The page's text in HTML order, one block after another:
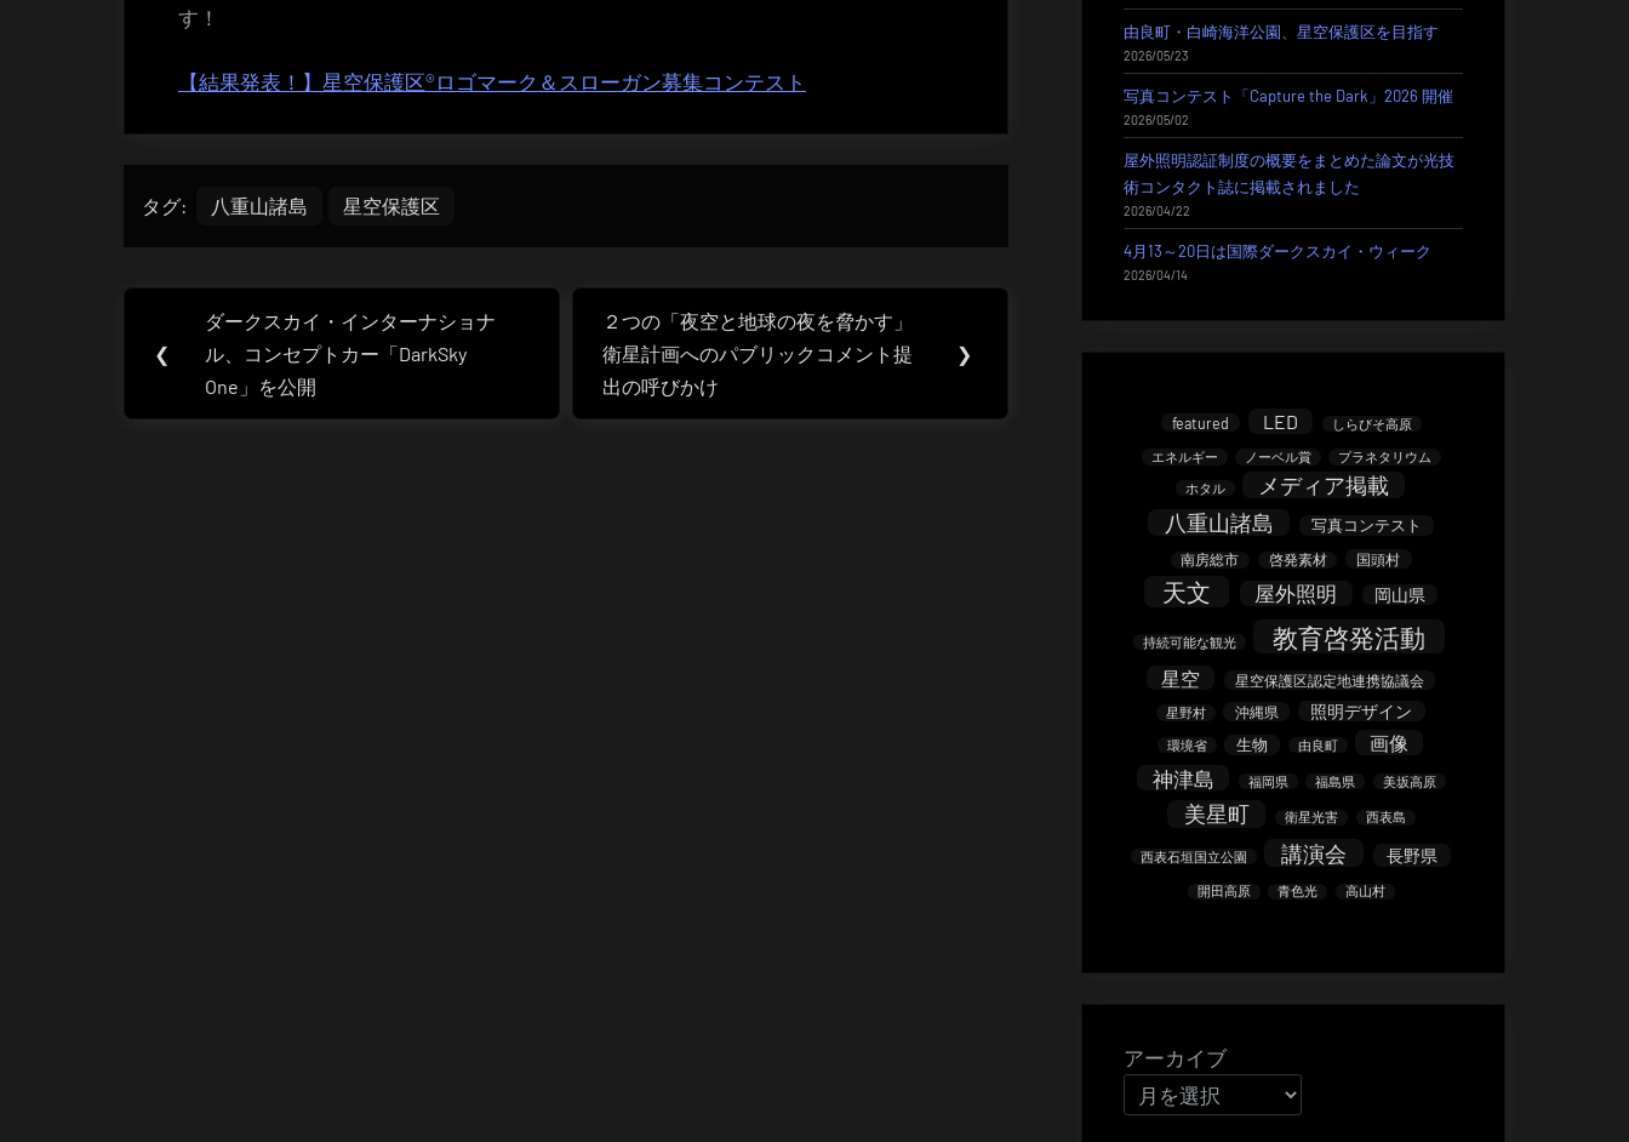
す！
【結果発表！】星空保護区®ロゴマーク＆スローガン募集コンテスト
タグ: 八重山諸島 星空保護区
投
稿
ナ
❮
Previous
Post:
ダークスカイ・インターナショナ
ル、コンセプトカー「DarkSky
One」を公開
Next
Post:
２つの「夜空と地球の夜を脅かす」
衛星計画へのパブリックコメント提
出の呼びかけ
❯
由良町・白崎海洋公園、星空保護区を目指す
2026/05/23
写真コンテスト「Capture the Dark」2026 開催
2026/05/02
屋外照明認証制度の概要をまとめた論文が光技
術コンタクト誌に掲載されました
2026/04/22
4月13～20日は国際ダークスカイ・ウィーク
2026/04/14
featured LED しらびそ高原
エネルギー ノーベル賞
プラネタリウム
ホタル
メディア掲載
八重山諸島
写真コンテスト
南房総市 啓発素材 国頭村
天文 屋外照明 岡山県
持続可能な観光 教育啓発活動
星空 星空保護区認定地連携協議会
星野村 沖縄県 照明デザイン
環境省 生物 由良町 画像
神津島 福岡県 福島県 美坂高原
美星町 衛星光害 西表島
西表石垣国立公園 講演会 長野県
開田高原 青色光 高山村
アーカイブ